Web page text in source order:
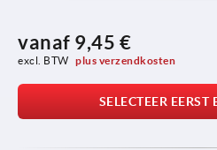
vanaf 9,45 €
excl. BTW plus verzendkosten
SELECTEER